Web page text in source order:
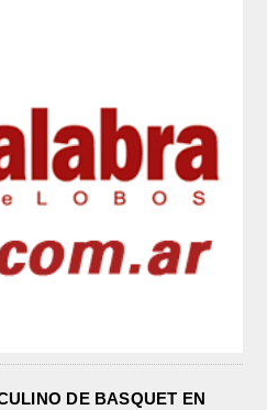
DE BASQUET EN